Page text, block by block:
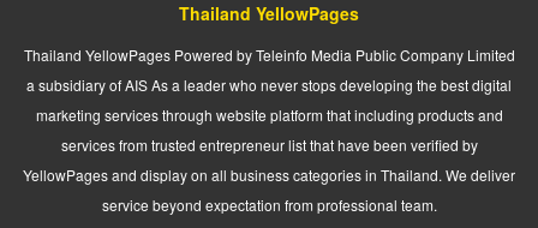
Thailand YellowPages
Thailand YellowPages Powered by Teleinfo Media Public Company Limited
a subsidiary of AIS As a leader who never stops developing the best digital
marketing services through website platform that including products and
services from trusted entrepreneur list that have been verified by
YellowPages and display on all business categories in Thailand. We deliver
service beyond expectation from professional team.